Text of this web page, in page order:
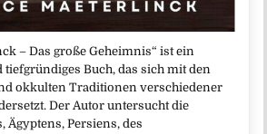
– Das große Geheimnis“ ist ein
Buch, das sich mit den
okkulten Traditionen verschiedener
Der Autor untersucht die
Ägyptens, Persiens, des